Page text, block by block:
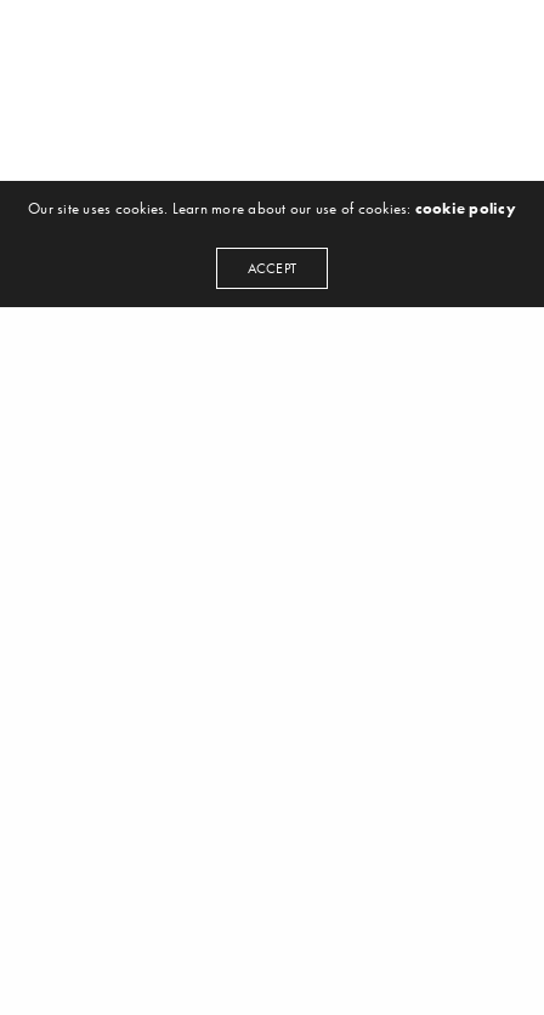
Our site uses cookies. Learn more about our use of cookies: cookie policy
ACCEPT